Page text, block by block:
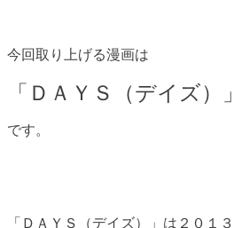
今回取り上げる漫画は
「ＤＡＹＳ（デイズ）」
です。
「ＤＡＹＳ（デイズ）」は２０１